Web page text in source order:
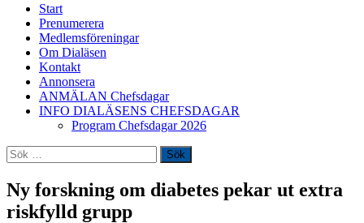
Start
Prenumerera
Medlemsföreningar
Om Dialäsen
Kontakt
Annonsera
ANMÄLAN Chefsdagar
INFO DIALÄSENS CHEFSDAGAR
Program Chefsdagar 2026
Sök
efter:
Ny forskning om diabetes pekar ut extra
riskfylld grupp